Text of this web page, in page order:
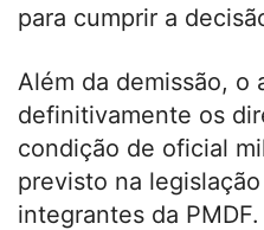
para cumprir a
Além da demissão, o
definitivamente os
condição de oficial
previsto na
integrantes da PMDF.